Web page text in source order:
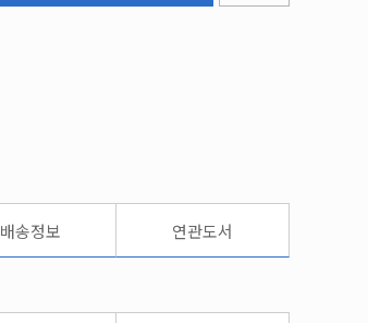
배송정보 연관도서